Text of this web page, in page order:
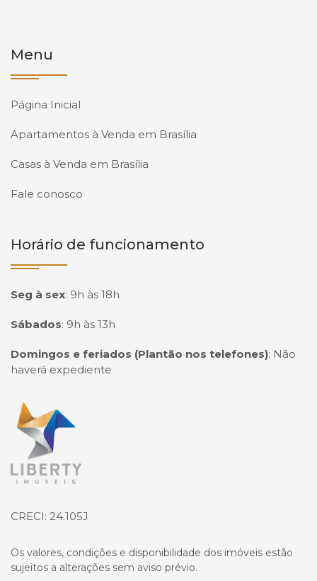
Menu
Página Inicial
Apartamentos à Venda em Brasília
Casas à Venda em Brasília
Fale conosco
Horário de funcionamento
Seg à sex: 9h às 18h
Sábados: 9h às 13h
Domingos e feriados (Plantão nos telefones): Não
haverá expediente
Página inicial
CRECI: 24.105J
Os valores, condições e disponibilidade dos imóveis estão
sujeitos a alterações sem aviso prévio.